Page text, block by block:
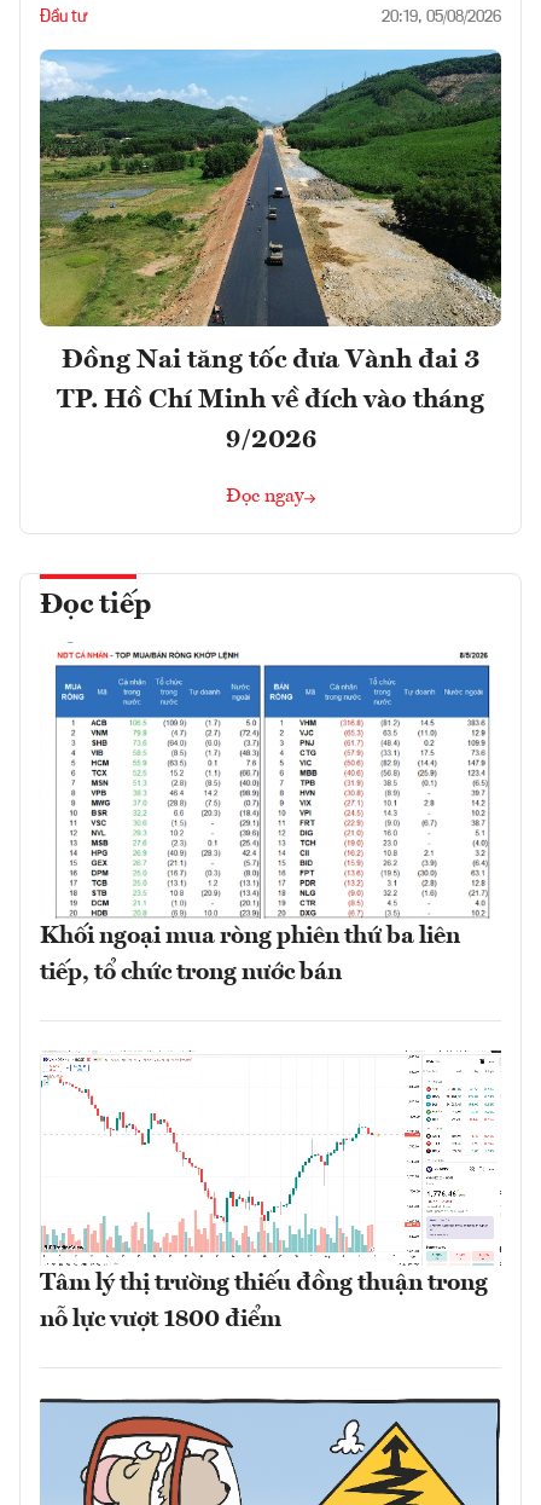
Đầu tư 20:19, 05/08/2026
Đồng Nai tăng tốc đưa Vành đai 3
TP. Hồ Chí Minh về đích vào tháng
9/2026
Đọc ngay
Đọc tiếp
Khối ngoại mua ròng phiên thứ ba liên
tiếp, tổ chức trong nước bán
Tâm lý thị trường thiếu đồng thuận trong
nỗ lực vượt 1800 điểm